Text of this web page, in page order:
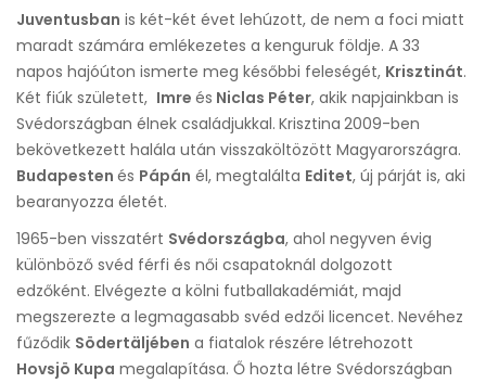
Juventusban is két-két évet lehúzott, de nem a foci miatt
maradt számára emlékezetes a kenguruk földje. A 33
napos hajóúton ismerte meg későbbi feleségét, Krisztinát.
Két fiúk született, Imre és Niclas Péter, akik napjainkban is
Svédországban élnek családjukkal. Krisztina 2009-ben
bekövetkezett halála után visszaköltözött Magyarországra.
Budapesten és Pápán él, megtalálta Editet, új párját is, aki
bearanyozza életét.
1965-ben visszatért Svédországba, ahol negyven évig
különböző svéd férfi és női csapatoknál dolgozott
edzőként. Elvégezte a kölni futballakadémiát, majd
megszerezte a legmagasabb svéd edzői licencet. Nevéhez
fűződik Södertäljében a fiatalok részére létrehozott
Hovsjö Kupa megalapítása. Ő hozta létre Svédországban